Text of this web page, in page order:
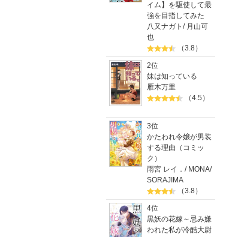
イム】を駆使して最
強を目指してみた
八又ナガト / 月山可
也
（3.8）
2位
妹は知っている
雁木万里
（4.5）
3位
かたわれ令嬢が男装
する理由（コミッ
ク）
雨宮 レイ． / MONA/
SORAJIMA
（3.8）
4位
黒妖の花嫁～忌み嫌
われた私が冷酷大尉